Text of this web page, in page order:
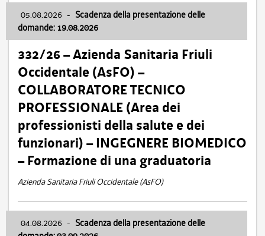
05.08.2026 - Scadenza della presentazione delle
domande: 19.08.2026
332/26 – Azienda Sanitaria Friuli
Occidentale (AsFO) –
COLLABORATORE TECNICO
PROFESSIONALE (Area dei
professionisti della salute e dei
funzionari) – INGEGNERE BIOMEDICO
– Formazione di una graduatoria
Azienda Sanitaria Friuli Occidentale (AsFO)
04.08.2026 - Scadenza della presentazione delle